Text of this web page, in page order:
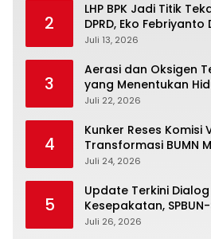
2
LHP BPK Jadi Titik
DPRD, Eko
dan Ajak Dewan
Juli 13, 2026
3
Aerasi dan Oksigen
yang Menentukan
Juli 22, 2026
4
Kunker Reses Komisi
Transformasi BUMN
Kawal Penguatan
Juli 24, 2026
5
Update Terkini
Kesepakatan,
Nasional Setelah
Juli 26, 2026